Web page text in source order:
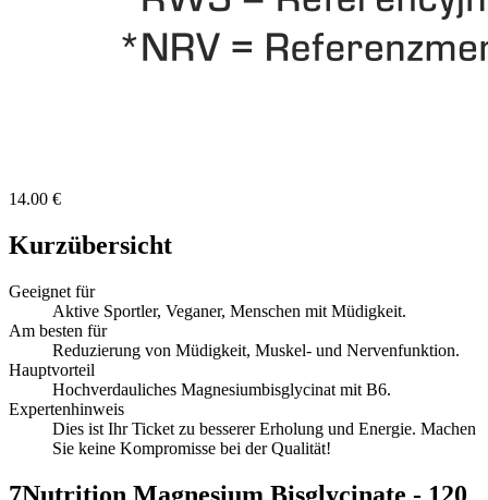
14.00 €
Kurzübersicht
Geeignet für
Aktive Sportler, Veganer, Menschen mit Müdigkeit.
Am besten für
Reduzierung von Müdigkeit, Muskel- und Nervenfunktion.
Hauptvorteil
Hochverdauliches Magnesiumbisglycinat mit B6.
Expertenhinweis
Dies ist Ihr Ticket zu besserer Erholung und Energie. Machen
Sie keine Kompromisse bei der Qualität!
7Nutrition Magnesium Bisglycinate - 120